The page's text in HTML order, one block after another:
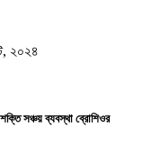
২০২৪
সঞ্চয় ব্যবস্থা ব্রোশিওর